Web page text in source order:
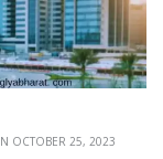
OCTOBER 25, 2023